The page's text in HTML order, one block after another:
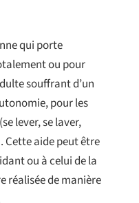
qui porte
ou pour
souffrant d’un
pour les
lever, se laver,
Cette aide peut être
ou à celui de la
réalisée de manière